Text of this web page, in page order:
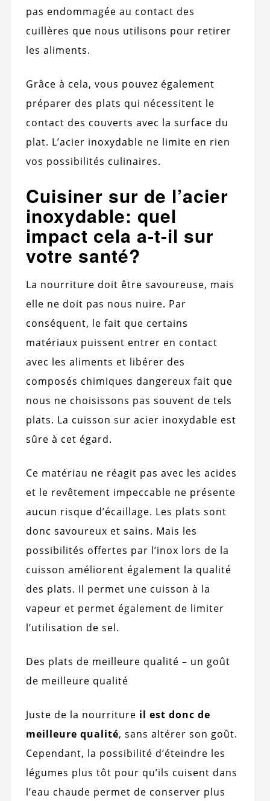
pas endommagée au contact des
cuillères que nous utilisons pour retirer
les aliments.
Grâce à cela, vous pouvez également
préparer des plats qui nécessitent le
contact des couverts avec la surface du
plat. L’acier inoxydable ne limite en rien
vos possibilités culinaires.
Cuisiner sur de l’acier
inoxydable: quel
impact cela a-t-il sur
votre santé?
La nourriture doit être savoureuse, mais
elle ne doit pas nous nuire. Par
conséquent, le fait que certains
matériaux puissent entrer en contact
avec les aliments et libérer des
composés chimiques dangereux fait que
nous ne choisissons pas souvent de tels
plats. La cuisson sur acier inoxydable est
sûre à cet égard.
Ce matériau ne réagit pas avec les acides
et le revêtement impeccable ne présente
aucun risque d’écaillage. Les plats sont
donc savoureux et sains. Mais les
possibilités offertes par l’inox lors de la
cuisson améliorent également la qualité
des plats. Il permet une cuisson à la
vapeur et permet également de limiter
l’utilisation de sel.
Des plats de meilleure qualité – un goût
de meilleure qualité
Juste de la nourriture il est donc de
meilleure qualité, sans altérer son goût.
Cependant, la possibilité d’éteindre les
légumes plus tôt pour qu’ils cuisent dans
l’eau chaude permet de conserver plus